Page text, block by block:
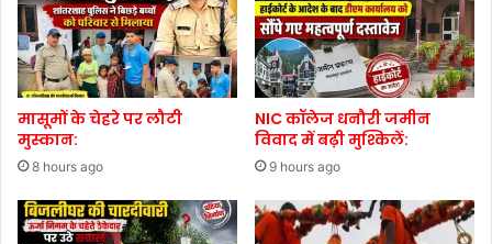
मासूमों के चेहरे पर लौटी
मुस्कान:
8 hours ago
NIC कॉलेज धनौरी जमीन
विवाद में बढ़ी मुश्किलें:
9 hours ago